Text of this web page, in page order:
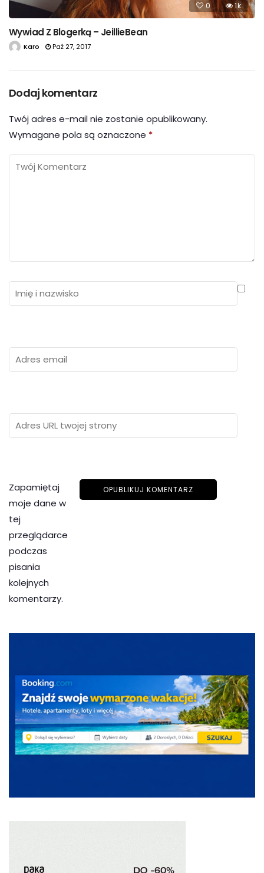
0 1k
Wywiad Z Blogerką – JeillieBean
Karo Paź 27, 2017
Dodaj komentarz
Twój adres e-mail nie zostanie opublikowany.
Wymagane pola są oznaczone *
Zapamiętaj
moje dane w
tej
przeglądarce
podczas
pisania
kolejnych
komentarzy.